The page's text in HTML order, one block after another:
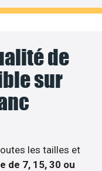
de
sur
les tailles et
de 7, 15, 30 ou